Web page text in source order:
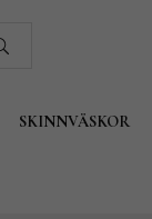
SKINNVÄSKOR